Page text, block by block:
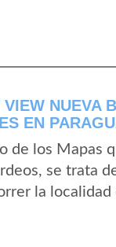
NUEVA
EN
de los Mapas
se trata
la